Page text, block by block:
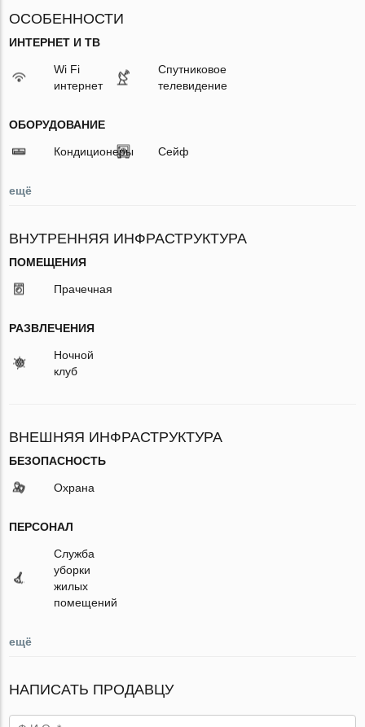
ОСОБЕННОСТИ
ИНТЕРНЕТ И ТВ
Wi Fi
интернет
Спутниковое
телевидение
ОБОРУДОВАНИЕ
Кондиционеры Сейф
ещё
ВНУТРЕННЯЯ ИНФРАСТРУКТУРА
ПОМЕЩЕНИЯ
Прачечная
РАЗВЛЕЧЕНИЯ
Ночной
клуб
ВНЕШНЯЯ ИНФРАСТРУКТУРА
БЕЗОПАСНОСТЬ
Охрана
ПЕРСОНАЛ
Служба
уборки
жилых
помещений
ещё
НАПИСАТЬ ПРОДАВЦУ